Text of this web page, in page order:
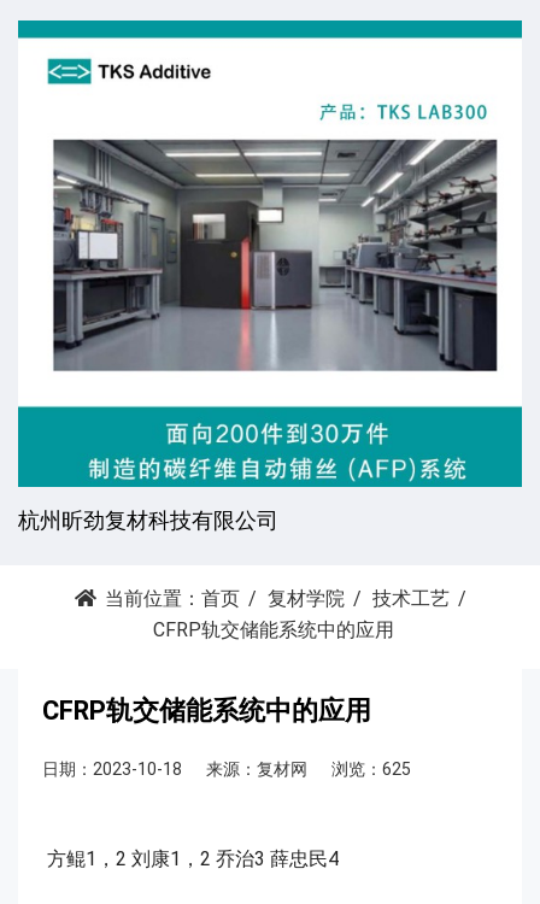
薪沄亿（常州）机械科技有限公司
当前位置： 首页 复材学院
技术工艺
CFRP轨交储能系统中的应用
CFRP轨交储能系统中的应用
日期：2023-10-18 来源：复材网 浏览：625
方鲲1，2 刘康1，2 乔治3 薛忠民4